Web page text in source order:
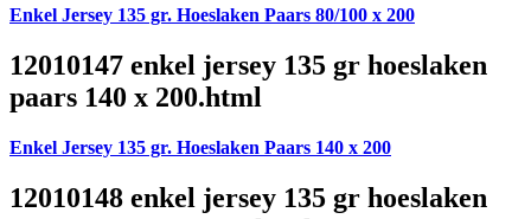
Enkel Jersey 135 gr. Hoeslaken Paars 80/100 x 200
12010147 enkel jersey 135 gr hoeslaken
paars 140 x 200.html
Enkel Jersey 135 gr. Hoeslaken Paars 140 x 200
12010148 enkel jersey 135 gr hoeslaken